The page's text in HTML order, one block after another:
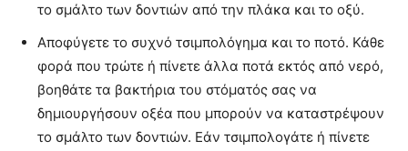
το σμάλτο των δοντιών από την πλάκα και το οξύ.
Αποφύγετε το συχνό τσιμπολόγημα και το ποτό. Κάθε
φορά που τρώτε ή πίνετε άλλα ποτά εκτός από νερό,
βοηθάτε τα βακτήρια του στόματός σας να
δημιουργήσουν οξέα που μπορούν να καταστρέψουν
το σμάλτο των δοντιών. Εάν τσιμπολογάτε ή πίνετε